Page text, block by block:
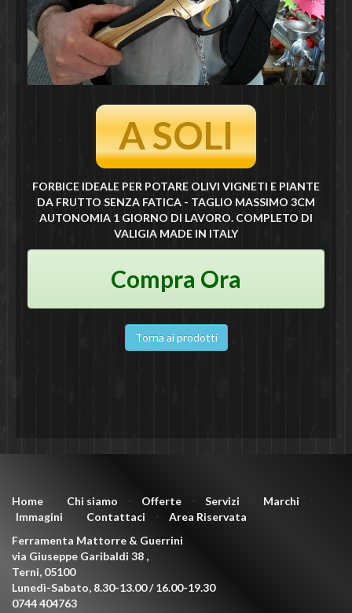
A SOLI
FORBICE IDEALE PER POTARE OLIVI VIGNETI E PIANTE
DA FRUTTO SENZA FATICA - TAGLIO MASSIMO 3CM
AUTONOMIA 1 GIORNO DI LAVORO. COMPLETO DI
VALIGIA MADE IN ITALY
Compra Ora
Torna ai prodotti
Home Chi siamo ⋅ Offerte ⋅ Servizi Marchi
Immagini
Contattaci ⋅
Area Riservata
Ferramenta Mattorre & Guerrini
via Giuseppe Garibaldi 38 ,
Terni, 05100
Lunedì-Sabato, 8.30-13.00 / 16.00-19.30
0744 404763